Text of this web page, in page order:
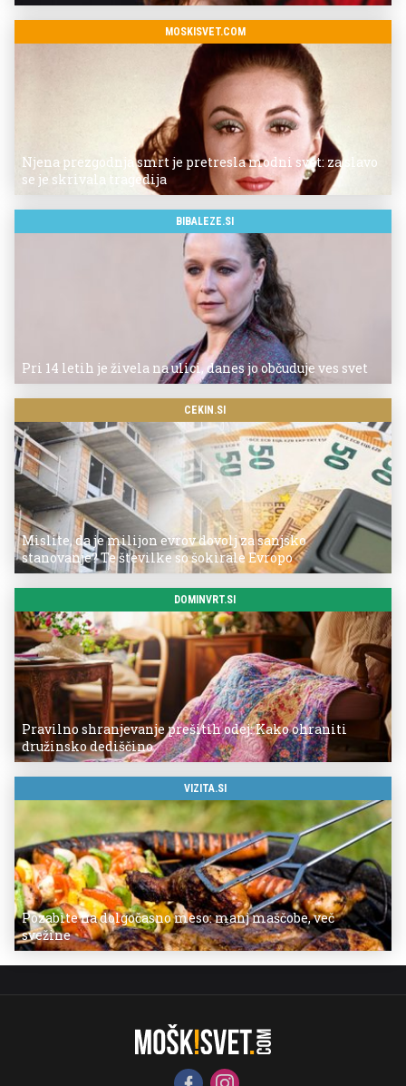
MOSKISVET.COM
Njena prezgodnja smrt je pretresla modni svet: za slavo
se je skrivala tragedija
BIBALEZE.SI
Pri 14 letih je živela na ulici, danes jo občuduje ves svet
CEKIN.SI
Mislite, da je milijon evrov dovolj za sanjsko
stanovanje? Te številke so šokirale Evropo
DOMINVRT.SI
Pravilno shranjevanje prešitih odej: Kako ohraniti
družinsko dediščino
VIZITA.SI
Pozabite na dolgočasno meso: manj maščobe, več
svežine